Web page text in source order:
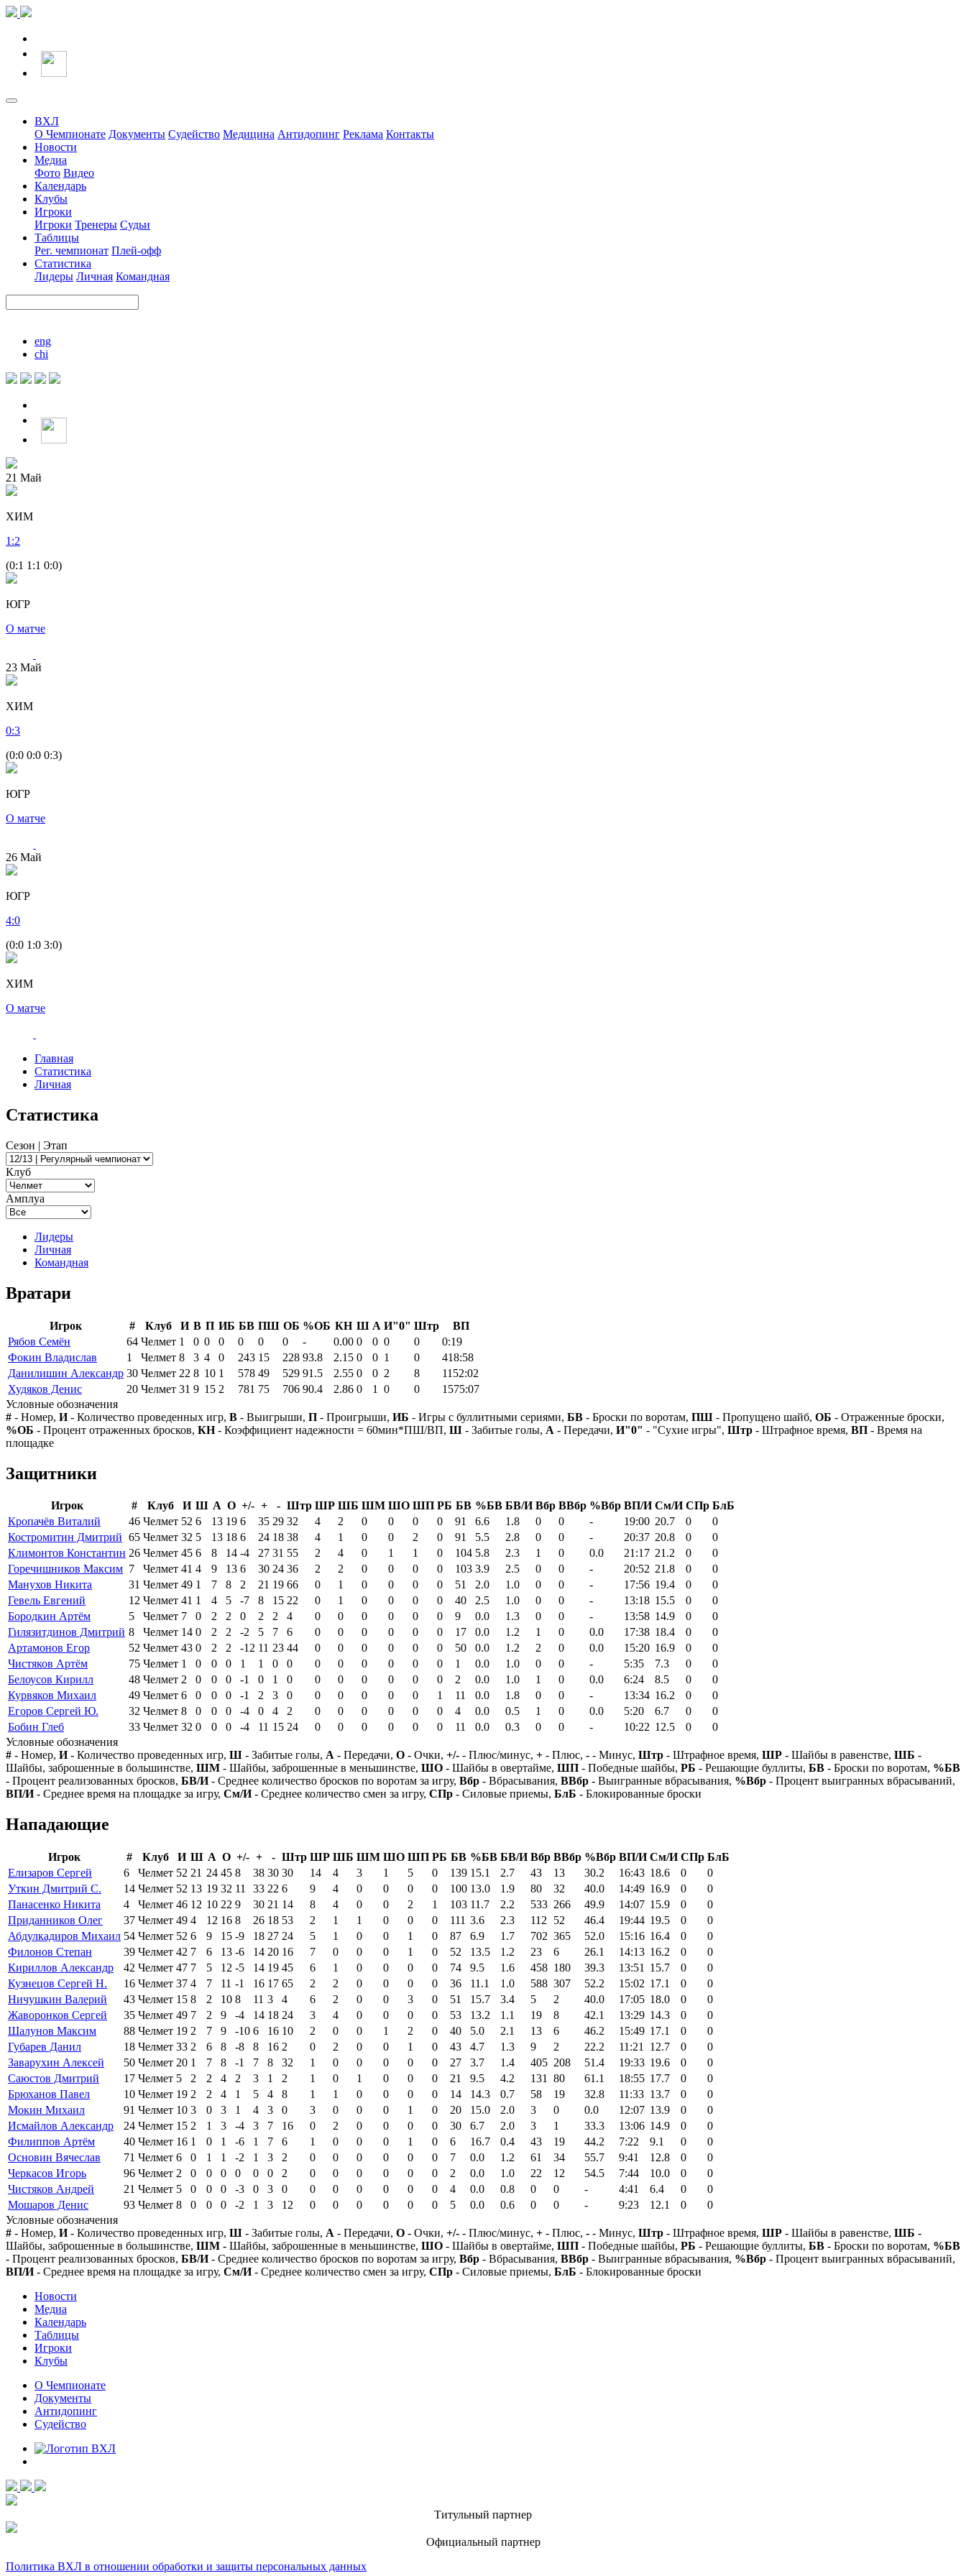
ВХЛ
О Чемпионате Документы Судейство Медицина Антидопинг Реклама Контакты
Новости
Медиа
Фото Видео
Календарь
Клубы
Игроки
Игроки Тренеры Судьи
Таблицы
Рег. чемпионат Плей-офф
Статистика
Лидеры Личная Командная
eng
chi
21 Май
ХИМ
1 :2
(0:1 1:1 0:0)
ЮГР
О матче
23 Май
ХИМ
0:3
(0:0 0:0 0:3)
ЮГР
О матче
26 Май
ЮГР
4:0
(0:0 1:0 3:0)
ХИМ
О матче
Главная
Статистика
Личная
Статистика
Сезон | Этап
Клуб
Амплуа
Лидеры
Личная
Командная
Вратари
Игрок # Клуб И В П ИБ БВ ПШ ОБ %ОБ КН Ш А И"0" Штр
ВП
Рябов Семён
64 Челмет 1 0 0 0 0 0 0 - 0.00 0 0 0 0
0:19
Фокин Владислав
1 Челмет 8 3 4 0 243 15 228 93.8 2.15 0 0 1 0
418:58
Данилишин Александр 30 Челмет 22 8 10 1 578 49 529 91.5 2.55 0 0 2 8
1152:02
Худяков Денис
20 Челмет 31 9 15 2 781 75 706 90.4 2.86 0 1 0 0
1575:07
Условные обозначения
# - Номер, И- Количество проведенных игр, В - Выигрыши, П - Проигрыши, ИБ - Игры с буллитными сериями, БВ - Броски по воротам, ПШ - Пропущено шайб, ОБ - Отраженные броски,
%ОБ - Процент отраженных бросков, КН- Коэффициент надежности = 60мин*ПШ/ВП, Ш - Забитые голы, А - Передачи, И"0" - "Сухие игры", Штр - Штрафное время, ВП - Время на
площадке
Защитники
Игрок # Клуб И Ш А О +/- + - Штр ШР ШБ ШМ ШО ШП РБ БВ %БВ БВ/И Вбр ВВбр %Вбр ВП/И См/И СПр БлБ
Кропачёв Виталий
46 Челмет 52 6 13 19 6 35 29 32 4 2 0 0 0 0 91 6.6 1.8 0 0 - 19:00 20.7 0
0
Костромитин Дмитрий 65 Челмет 32 5 13 18 6 24 18 38 4 1 0 0 2 0 91 5.5 2.8 0 0 - 20:37 20.8 0
0
Климонтов Константин 26 Челмет 45 6 8 14 -4 27 31 55 2 4 0 1 1 0 104 5.8 2.3 1 0 0.0 21:17 21.2 0
0
Горечишников Максим 7 Челмет 41 4 9 13 6 30 24 36 2 2 0 0 0 0 103 3.9 2.5 0 0 - 20:52 21.8 0
0
Манухов Никита
31 Челмет 49 1 7 8 2 21 19 66 0 1 0 0 0 0 51 2.0 1.0 0 0 - 17:56 19.4 0
0
Гевель Евгений
12 Челмет 41 1 4 5 -7 8 15 22 0 1 0 0 0 0 40 2.5 1.0 0 0 - 13:18 15.5 0
0
Бородкин Артём
5 Челмет 7 0 2 2 0 2 2 4 0 0 0 0 0 0 9 0.0 1.3 0 0 - 13:58 14.9 0
0
Гилязитдинов Дмитрий 8 Челмет 14 0 2 2 -2 5 7 6 0 0 0 0 0 0 17 0.0 1.2 1 0 0.0 17:38 18.4 0
0
Артамонов Егор
52 Челмет 43 0 2 2 -12 11 23 44 0 0 0 0 0 0 50 0.0 1.2 2 0 0.0 15:20 16.9 0
0
Чистяков Артём
75 Челмет 1 0 0 0 1 1 0 0 0 0 0 0 0 0 1 0.0 1.0 0 0 - 5:35 7.3 0
0
Белоусов Кирилл
48 Челмет 2 0 0 0 -1 0 1 0 0 0 0 0 0 0 2 0.0 1.0 1 0 0.0 6:24 8.5 0
0
Курвяков Михаил
49 Челмет 6 0 0 0 -1 2 3 0 0 0 0 0 0 1 11 0.0 1.8 0 0 - 13:34 16.2 0
0
Егоров Сергей Ю.
32 Челмет 8 0 0 0 -4 0 4 2 0 0 0 0 0 0 4 0.0 0.5 1 0 0.0 5:20 6.7 0
0
Бобин Глеб
33 Челмет 32 0 0 0 -4 11 15 24 0 0 0 0 0 0 11 0.0 0.3 0 0 - 10:22 12.5 0
0
Условные обозначения
# - Номер, И- Количество проведенных игр, Ш - Забитые голы, А - Передачи, О - Очки, +/- - Плюс/минус, + - Плюс, - - Минус, Штр - Штрафное время, ШР - Шайбы в равенстве, ШБ -
Шайбы, заброшенные в большинстве, ШМ - Шайбы, заброшенные в меньшинстве, ШО - Шайбы в овертайме, ШП - Победные шайбы, РБ - Решающие буллиты, БВ - Броски по воротам, %БВ
- Процент реализованных бросков, БВ/И- Среднее количество бросков по воротам за игру, Вбр - Вбрасывания, ВВбр - Выигранные вбрасывания, %Вбр - Процент выигранных вбрасываний,
ВП/И- Среднее время на площадке за игру, См/И- Среднее количество смен за игру, СПр - Силовые приемы, БлБ - Блокированные броски
Нападающие
Игрок # Клуб И Ш А О +/- + - Штр ШР ШБ ШМ ШО ШП РБ БВ %БВ БВ/И Вбр ВВбр %Вбр ВП/И См/И СПр БлБ
Елизаров Сергей
6 Челмет 52 21 24 45 8 38 30 30 14 4 3 1 5 0 139 15.1 2.7 43 13 30.2 16:43 18.6 0
0
Уткин Дмитрий С.
14 Челмет 52 13 19 32 11 33 22 6 9 4 0 0 0 0 100 13.0 1.9 80 32 40.0 14:49 16.9 0
0
Панасенко Никита
4 Челмет 46 12 10 22 9 30 21 14 8 4 0 0 2 1 103 11.7 2.2 533 266 49.9 14:07 15.9 0
0
Приданников Олег
37 Челмет 49 4 12 16 8 26 18 53 2 1 1 0 0 0 111 3.6 2.3 112 52 46.4 19:44 19.5 0
0
Абдулкадиров Михаил 54 Челмет 52 6 9 15 -9 18 27 24 5 1 0 0 1 0 87 6.9 1.7 702 365 52.0 15:16 16.4 0
0
Филонов Степан
39 Челмет 42 7 6 13 -6 14 20 16 7 0 0 0 1 0 52 13.5 1.2 23 6 26.1 14:13 16.2 0
0
Кириллов Александр
42 Челмет 47 7 5 12 -5 14 19 45 6 1 0 0 0 0 74 9.5 1.6 458 180 39.3 13:51 15.7 0
0
Кузнецов Сергей Н.
16 Челмет 37 4 7 11 -1 16 17 65 2 2 0 0 0 0 36 11.1 1.0 588 307 52.2 15:02 17.1 0
0
Ничушкин Валерий
43 Челмет 15 8 2 10 8 11 3 4 6 2 0 0 3 0 51 15.7 3.4 5 2 40.0 17:05 18.0 0
0
Жаворонков Сергей
35 Челмет 49 7 2 9 -4 14 18 24 3 4 0 0 0 0 53 13.2 1.1 19 8 42.1 13:29 14.3 0
0
Шалунов Максим
88 Челмет 19 2 7 9 -10 6 16 10 2 0 0 1 2 0 40 5.0 2.1 13 6 46.2 15:49 17.1 0
0
Губарев Данил
18 Челмет 33 2 6 8 -8 8 16 2 0 2 0 0 1 0 43 4.7 1.3 9 2 22.2 11:21 12.7 0
0
Заварухин Алексей
50 Челмет 20 1 7 8 -1 7 8 32 1 0 0 0 0 0 27 3.7 1.4 405 208 51.4 19:33 19.6 0
0
Саюстов Дмитрий
17 Челмет 5 2 2 4 2 3 1 2 1 0 1 0 0 0 21 9.5 4.2 131 80 61.1 18:55 17.7 0
0
Брюханов Павел
10 Челмет 19 2 2 4 1 5 4 8 1 1 0 0 0 0 14 14.3 0.7 58 19 32.8 11:33 13.7 0
0
Мокин Михаил
91 Челмет 10 3 0 3 1 4 3 0 3 0 0 0 1 0 20 15.0 2.0 3 0 0.0 12:07 13.9 0
0
Исмайлов Александр
24 Челмет 15 2 1 3 -4 3 7 16 0 2 0 0 0 0 30 6.7 2.0 3 1 33.3 13:06 14.9 0
0
Филиппов Артём
40 Челмет 16 1 0 1 -6 1 7 6 1 0 0 0 1 0 6 16.7 0.4 43 19 44.2 7:22 9.1 0
0
Основин Вячеслав
71 Челмет 6 0 1 1 -2 1 3 2 0 0 0 0 0 0 7 0.0 1.2 61 34 55.7 9:41 12.8 0
0
Черкасов Игорь
96 Челмет 2 0 0 0 0 0 0 2 0 0 0 0 0 0 2 0.0 1.0 22 12 54.5 7:44 10.0 0
0
Чистяков Андрей
21 Челмет 5 0 0 0 -3 0 3 0 0 0 0 0 0 0 4 0.0 0.8 0 0 - 4:41 6.4 0
0
Мошаров Денис
93 Челмет 8 0 0 0 -2 1 3 12 0 0 0 0 0 0 5 0.0 0.6 0 0 - 9:23 12.1 0
0
Условные обозначения
# - Номер, И- Количество проведенных игр, Ш - Забитые голы, А - Передачи, О - Очки, +/- - Плюс/минус, + - Плюс, - - Минус, Штр - Штрафное время, ШР - Шайбы в равенстве, ШБ -
Шайбы, заброшенные в большинстве, ШМ - Шайбы, заброшенные в меньшинстве, ШО - Шайбы в овертайме, ШП - Победные шайбы, РБ - Решающие буллиты, БВ - Броски по воротам, %БВ
- Процент реализованных бросков, БВ/И- Среднее количество бросков по воротам за игру, Вбр - Вбрасывания, ВВбр - Выигранные вбрасывания, %Вбр - Процент выигранных вбрасываний,
ВП/И- Среднее время на площадке за игру, См/И- Среднее количество смен за игру, СПр - Силовые приемы, БлБ - Блокированные броски
Новости
Медиа
Календарь
Таблицы
Игроки
Клубы
О Чемпионате
Документы
Антидопинг
Судейство
Титульный партнер
Официальный партнер
Политика ВХЛ в отношении обработки и защиты персональных данных